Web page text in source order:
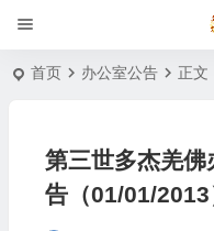
首页 办公室公告 正文
第三世多杰羌
告（01/01/2013